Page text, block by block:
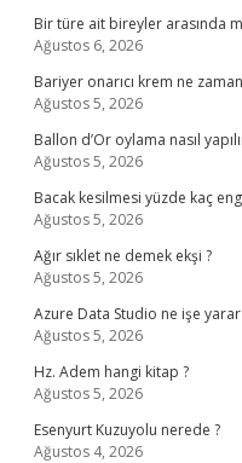
Bir türe ait bireyler arasında
Ağustos 6, 2026
Bariyer onarıcı krem ne zaman
Ağustos 5, 2026
Ballon d’Or oylama nasıl
Ağustos 5, 2026
Bacak kesilmesi yüzde kaç
Ağustos 5, 2026
Ağır sıklet ne demek ekşi ?
Ağustos 5, 2026
Azure Data Studio ne işe yarar
Ağustos 5, 2026
Hz. Adem hangi kitap ?
Ağustos 5, 2026
Esenyurt Kuzuyolu nerede ?
Ağustos 4, 2026